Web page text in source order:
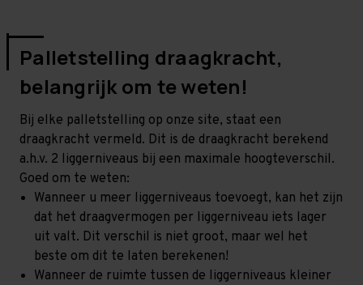
Palletstelling draagkracht,
belangrijk om te weten!
Bij elke palletstelling op onze site, staat een
draagkracht vermeld. Dit is de draagkracht berekend
a.h.v. 2 liggerniveaus bij een maximale hoogteverschil.
Goed om te weten:
Wanneer u meer liggerniveaus toevoegt, kan het zijn
dat het draagvermogen per liggerniveau iets lager
uit valt. Dit verschil is niet groot, maar wel het
beste om dit te laten berekenen!
Wanneer de ruimte tussen de liggerniveaus kleiner